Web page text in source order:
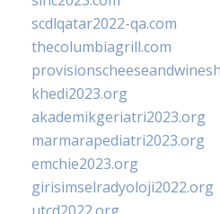
scdlqatar2022-qa.com
thecolumbiagrill.com
khedi2023.org
akademikgeriatri2023.org
marmarapediatri2023.org
emchie2023.org
girisimselradyoloji2022.org